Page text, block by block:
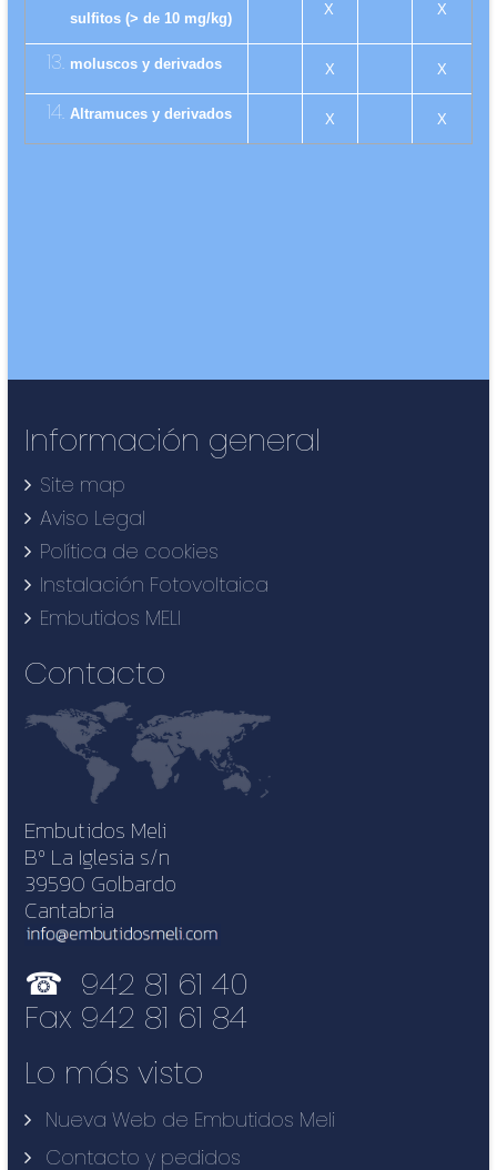
sulfitos (> de 10 mg/kg)
X X
moluscos y derivados X X
Altramuces y derivados X X
Información general
Site map
Aviso Legal
Política de cookies
Instalación Fotovoltaica
Embutidos MELI
Contacto
Embutidos Meli
Bº La Iglesia s/n
39590 Golbardo
Cantabria
☎ 942 81 61 40
Fax 942 81 61 84
Lo más visto
Nueva Web de Embutidos Meli
Contacto y pedidos